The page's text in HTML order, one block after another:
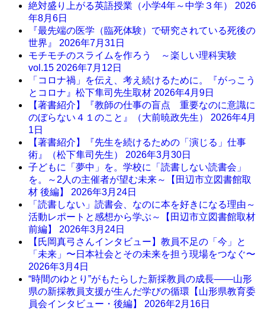
絶対盛り上がる英語授業（小学4年～中学３年） 2026
年8月6日
『最先端の医学（臨死体験）で研究されている死後の
世界』 2026年7月31日
モチモチのスライムを作ろう ～楽しい理科実験
vol.15 2026年7月12日
「コロナ禍」を伝え、考え続けるために。『がっこう
とコロナ』松下隼司先生取材 2026年4月9日
【著書紹介】『教師の仕事の盲点 重要なのに意識に
のぼらない４１のこと』（大前暁政先生） 2026年4月
1日
【著書紹介】『先生を続けるための「演じる」仕事
術』（松下隼司先生） 2026年3月30日
子どもに「夢中」を。学校に「読書しない読書会」
を。～2人の主催者が望む未来～【田辺市立図書館取
材 後編】 2026年3月24日
「読書しない」読書会、なのに本を好きになる理由～
活動レポートと感想から学ぶ～【田辺市立図書館取材
前編】 2026年3月24日
【氏岡真弓さんインタビュー】教員不足の「今」と
「未来」〜日本社会とその未来を担う現場をつなぐ〜
2026年3月4日
“時間のゆとり”がもたらした新採教員の成長――山形
県の新採教員支援が生んだ学びの循環【山形県教育委
員会インタビュー・後編】 2026年2月16日